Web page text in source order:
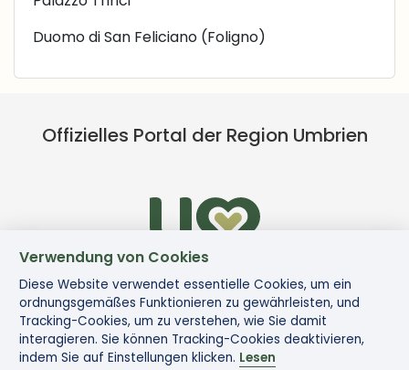
Duomo di San Feliciano (Foligno)
Offizielles Portal der Region Umbrien
Verwendung von Cookies
Diese Website verwendet essentielle Cookies, um ein
ordnungsgemäßes Funktionieren zu gewährleisten, und
Tracking-Cookies, um zu verstehen, wie Sie damit
interagieren. Sie können Tracking-Cookies deaktivieren,
indem Sie auf Einstellungen klicken. Lesen